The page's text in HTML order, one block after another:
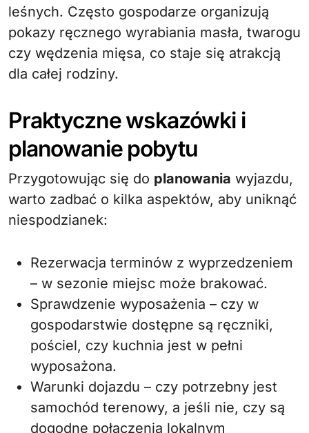
leśnych. Często gospodarze organizują
pokazy ręcznego wyrabiania masła, twarogu
czy wędzenia mięsa, co staje się atrakcją
dla całej rodziny.
Praktyczne wskazówki i
planowanie pobytu
Przygotowując się do planowania wyjazdu,
warto zadbać o kilka aspektów, aby uniknąć
niespodzianek:
Rezerwacja terminów z wyprzedzeniem
– w sezonie miejsc może brakować.
Sprawdzenie wyposażenia – czy w
gospodarstwie dostępne są ręczniki,
pościel, czy kuchnia jest w pełni
wyposażona.
Warunki dojazdu – czy potrzebny jest
samochód terenowy, a jeśli nie, czy są
dogodne połączenia lokalnym